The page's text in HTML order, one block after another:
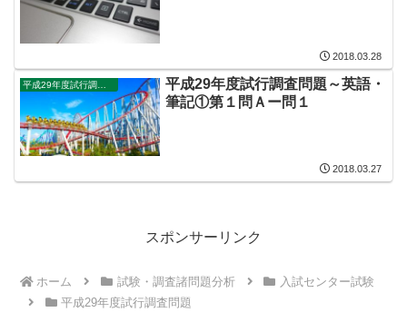
2018.03.28
平成29年度試行調査問題～英語・
筆記①第１問Ａー問１
2018.03.27
スポンサーリンク
ホーム 試験・調査諸問題分析
入試センター試験
平成29年度試行調査問題